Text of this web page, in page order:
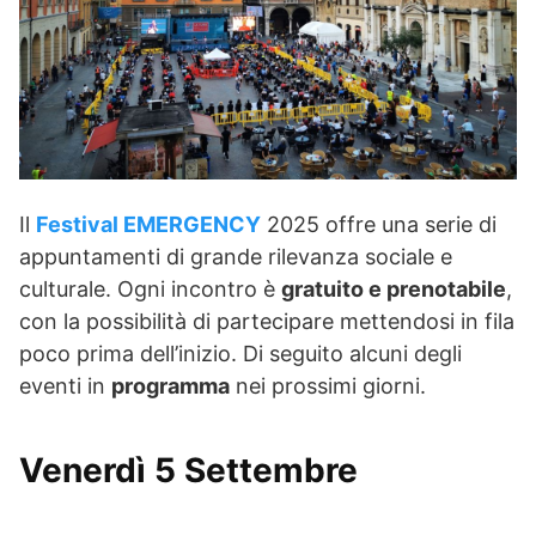
Il Festival EMERGENCY 2025 offre una serie di
appuntamenti di grande rilevanza sociale e
culturale. Ogni incontro è gratuito e prenotabile,
con la possibilità di partecipare mettendosi in fila
poco prima dell’inizio. Di seguito alcuni degli
eventi in programma nei prossimi giorni.
Venerdì 5 Settembre